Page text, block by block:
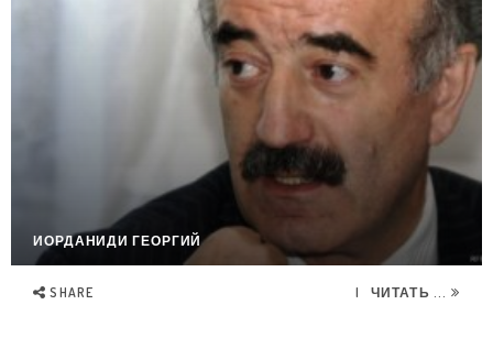
ИОРДАНИДИ ГЕОРГИЙ
SHARE ЧИТАТЬ ...